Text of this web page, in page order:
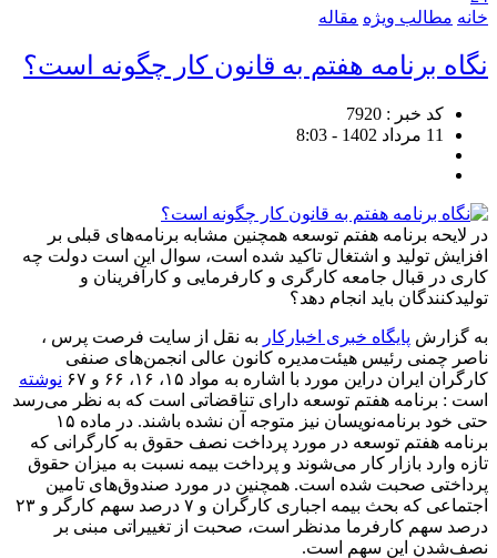
خانه مطالب ویژه مقاله
نگاه برنامه هفتم به قانون کار چگونه است؟
کد خبر : 7920
11 مرداد 1402 - 8:03
در لایحه برنامه هفتم توسعه همچنین مشابه برنامه‌های قبلی بر
افزایش تولید و اشتغال تاکید شده است، سوال این است دولت چه
کاری در قبال جامعه کارگری و کارفرمایی و کارآفرینان و
تولیدکنندگان باید انجام دهد؟
به گزارش پایگاه خبری اخبارکار به نقل از سایت فرصت پرس ،
ناصر چمنی رئیس هیئت‌مدیره کانون عالی انجمن‌های صنفی
کارگران ایران دراین مورد با اشاره به مواد ۱۵، ۱۶، ۶۶ و ۶۷
نوشته
است : برنامه هفتم توسعه دارای تناقضاتی است که به نظر می‌رسد
حتی خود برنامه‌نویسان نیز متوجه آن نشده باشند. در ماده ۱۵
برنامه هفتم توسعه در مورد پرداخت نصف حقوق به کارگرانی که
تازه وارد بازار کار می‌شوند و پرداخت بیمه نسبت به میزان حقوق
پرداختی صحبت شده است. همچنین در مورد صندوق‌های تامین
اجتماعی که بحث بیمه اجباری کارگران و ۷ درصد سهم کارگر و ۲۳
درصد سهم کارفرما مدنظر است، صحبت از تغییراتی مبنی بر
نصف‌شدن این سهم است.